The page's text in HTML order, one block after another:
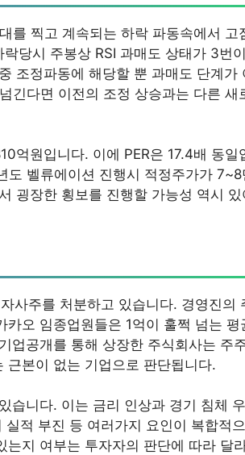
를 찍고 계속되는 하락 파동속에서 고
당시 주봉상 RSI 과매도 상태가 3번
조정파동에 해당할 뿐 과매도 단계가
긴다면 이전의 조정 상승과는 다른 새
억원입니다. 이에 PER은 17.4배 동일
벨류에이션 진행시 적정주가가 7~8
굉장한 횡보를 진행할 가능성 역시 있
사주를 처분하고 있습니다. 경영진의
오 임종업원들은 1억이 훌쩍 넘는 평
업공개를 통해 상장한 주식회사는 주
근본이 없는 기업으로 판단됩니다.
습니다. 이는 금리 인상과 경기 침체
적 부진 등 여러가지 요인이 복합적
지 여부는 투자자의 판단에 따라 달